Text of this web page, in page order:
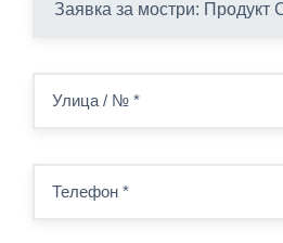
Улица / № *
Телефон *